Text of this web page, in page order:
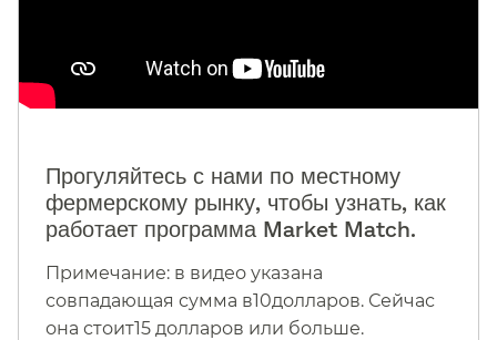
Прогуляйтесь с нами по местному
фермерскому рынку, чтобы узнать, как
работает программа Market Match.​​
Примечание: в видео указана
совпадающая сумма в10долларов. Сейчас
она стоит15 долларов или больше.​​